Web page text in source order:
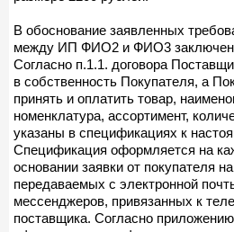
В обоснование заявленных
между ИП ФИО2 и ФИО3 заключен
Согласно п.1.1. договора
в собственность Покупателя, а
принять и оплатить товар,
номенклатура, ассортимент,
указаны в спецификациях к
Спецификация оформляется на
основании заявки от покупателя
передаваемых с электронной
мессенджеров, привязанных к
поставщика. Согласно